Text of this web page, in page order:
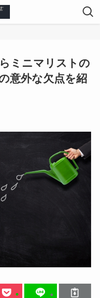
ミニマリストの
意外な欠点を紹